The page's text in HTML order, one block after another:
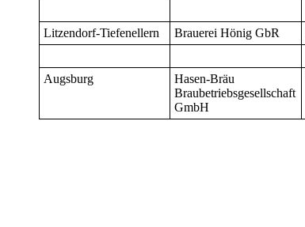
Litzendorf-Tiefenellern Brauerei Hönig GbR
Augsburg
Hasen-Bräu
Braubetriebsgesellschaft
GmbH